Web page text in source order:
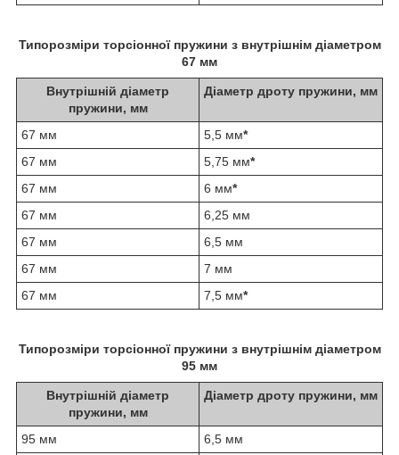
Типорозміри торсіонної пружини з внутрішнім діаметром
67 мм
Внутрішній діаметр
пружини, мм
Діаметр дроту пружини, мм
67 мм 5,5 мм*
67 мм
5,75 мм*
67 мм
6 мм*
67 мм
6,25 мм
67 мм
6,5 мм
67 мм
7 мм
67 мм
7,5 мм*
Типорозміри торсіонної пружини з внутрішнім діаметром
95 мм
Внутрішній діаметр
пружини, мм
Діаметр дроту пружини, мм
95 мм
6,5 мм